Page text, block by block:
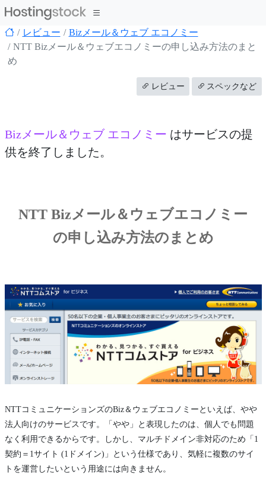
レビュー
Bizメール＆ウェブ エコノミー
NTT Bizメール＆ウェブエコノミーの申し込み方法のまと
め
レビュー スペックなど
Bizメール＆ウェブ エコノミー はサービスの提
供を終了しました。
NTT Bizメール＆ウェブエコノミー
の申し込み方法のまとめ
NTTコミュニケーションズのBiz＆ウェブエコノミーといえば、やや
法人向けのサービスです。「やや」と表現したのは、個人でも問題
なく利用できるからです。しかし、マルチドメイン非対応のため「1
契約＝1サイト (1ドメイン)」という仕様であり、気軽に複数のサイ
トを運営したいという用途には向きません。